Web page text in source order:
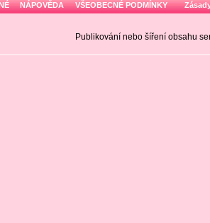
NÁPOVĚDA VŠEOBECNÉ PODMÍNKY
Publikování nebo šíření obsahu